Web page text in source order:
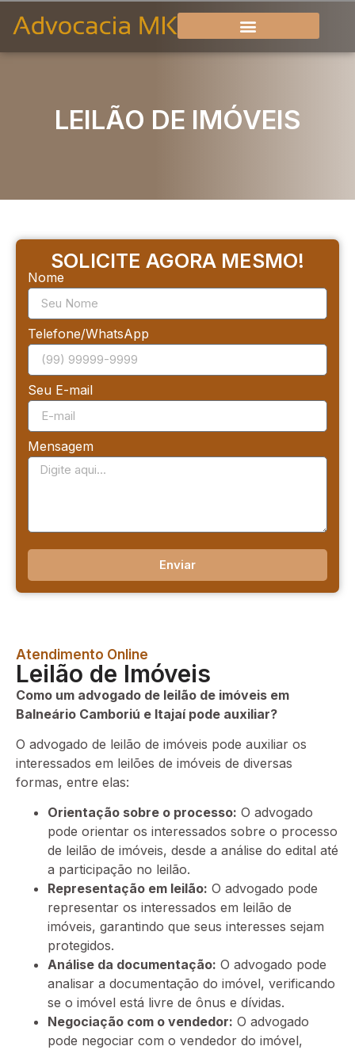
LEILÃO DE IMÓVEIS
SOLICITE AGORA MESMO!
Nome
Telefone/WhatsApp
Seu E-mail
Mensagem
Enviar
Atendimento Online
Leilão de Imóveis
Como um advogado de leilão de imóveis em
Balneário Camboriú e Itajaí pode auxiliar?
O advogado de leilão de imóveis pode auxiliar os
interessados em leilões de imóveis de diversas
formas, entre elas:
Orientação sobre o processo: O advogado
pode orientar os interessados sobre o processo
de leilão de imóveis, desde a análise do edital até
a participação no leilão.
Representação em leilão: O advogado pode
representar os interessados em leilão de
imóveis, garantindo que seus interesses sejam
protegidos.
Análise da documentação: O advogado pode
analisar a documentação do imóvel, verificando
se o imóvel está livre de ônus e dívidas.
Negociação com o vendedor: O advogado
pode negociar com o vendedor do imóvel,